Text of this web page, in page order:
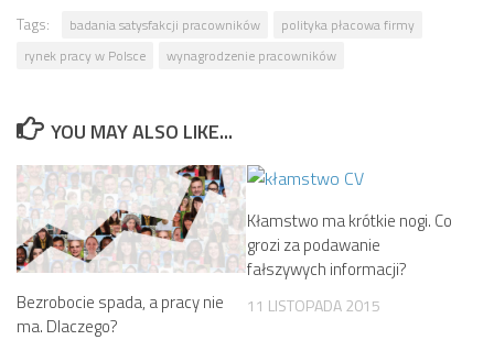
Tags: badania satysfakcji pracowników
polityka płacowa firmy
rynek pracy w Polsce
wynagrodzenie pracowników
YOU MAY ALSO LIKE...
Bezrobocie spada, a pracy nie
ma. Dlaczego?
Kłamstwo ma krótkie nogi. Co
grozi za podawanie
fałszywych informacji?
11 LISTOPADA 2015